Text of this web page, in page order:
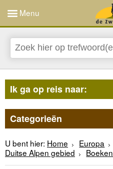
Menu
Ik ga op reis naar:
Categorieën
U bent hier: Home Europa
Duitse Alpen gebied
Boeken